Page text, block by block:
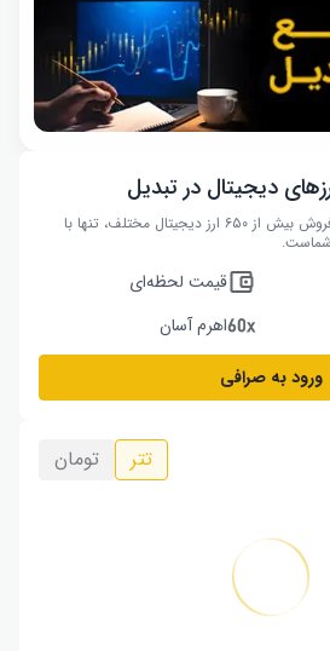
دیجیتال در تبدیل
فرصت کسب سود از خرید و فروش بیش از ۶۵۰ ارز دیجیتال مختلف، تنها با
قیمت لحظه‌ای
اهرم آسان
ورود به صرافی
تتر تومان